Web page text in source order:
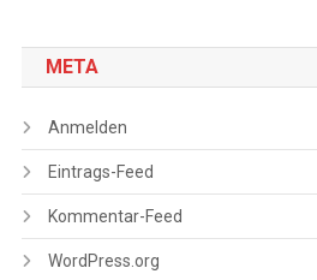
META
Anmelden
Eintrags-Feed
Kommentar-Feed
WordPress.org